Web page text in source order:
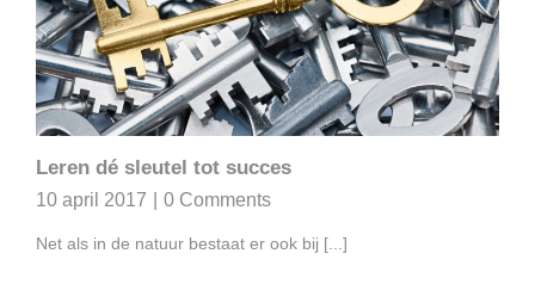
Leren dé sleutel tot succes
10 april 2017 0 Comments
Net als in de natuur bestaat er ook bij [...]